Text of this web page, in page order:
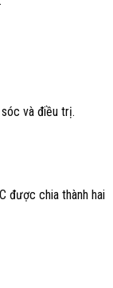
và điều trị.
được chia thành hai